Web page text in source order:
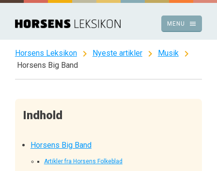
Spring
indhold
menu
MENU
Horsens Leksikon chevron_right Nyeste artikler chevron_right Musik chevron_right
Horsens Big Band
Indhold
Horsens Big Band
Artikler fra Horsens Folkeblad